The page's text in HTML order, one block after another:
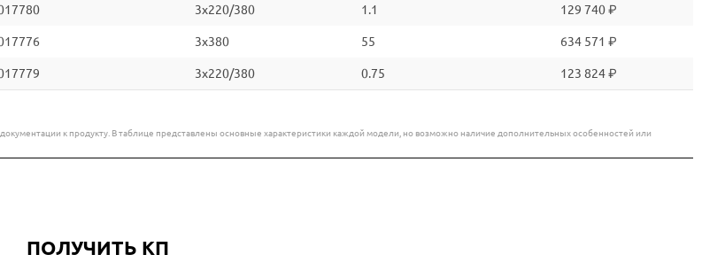
3x220/380 1.1 129 740 ₽
3x380 55 634 571 ₽
3x220/380 0.75 123 824 ₽
к продукту. В таблице представлены основные характеристики каждой модели, но возможно наличие дополнительных особенностей или
ПОЛУЧИТЬ КП